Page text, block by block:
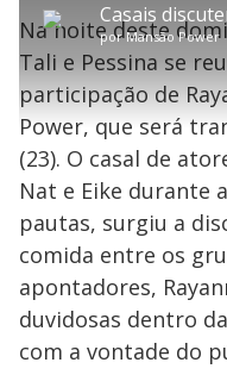
a
window.
modal
can
be
by
the
key
activating
close
button.
Lamentamos, mas o
exclusiva
porMansão Power
Na noite deste
Tali e Pessina se
participação de
Power, que será
(23). O casal de
Nat e Eike durante
pautas, surgiu a
comida entre os
apontadores,
duvidosas dentro
com a vontade do